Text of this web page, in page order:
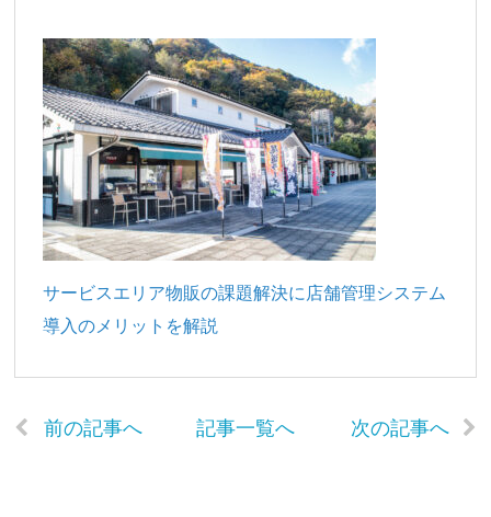
サービスエリア物販の課題解決に店舗管理システム
導入のメリットを解説
前の記事へ 記事一覧へ 次の記事へ